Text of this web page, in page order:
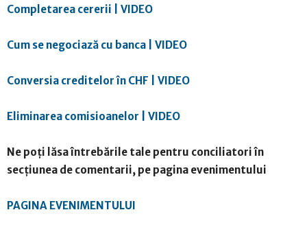
Completarea cererii | VIDEO
Cum se negociază cu banca | VIDEO
Conversia creditelor în CHF | VIDEO
Eliminarea comisioanelor | VIDEO
Ne poți lăsa întrebările tale pentru conciliatori în
secțiunea de comentarii, pe pagina evenimentului
PAGINA EVENIMENTULUI